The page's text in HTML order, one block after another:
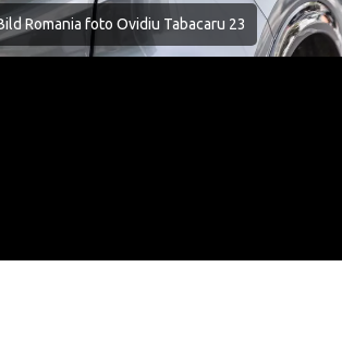
Romania foto Ovidiu Tabacaru 23